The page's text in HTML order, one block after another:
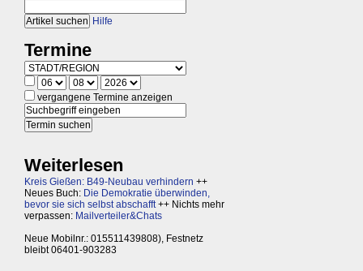
Hilfe
Termine
vergangene Termine anzeigen
Weiterlesen
Kreis Gießen: B49-Neubau verhindern ++
Neues Buch: Die Demokratie überwinden,
bevor sie sich selbst abschafft++ Nichts mehr
verpassen: Mailverteiler&Chats
Neue Mobilnr.: 015511439808), Festnetz
bleibt 06401-903283